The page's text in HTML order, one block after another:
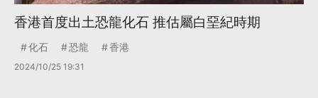
香港首度出土恐龍化石 推估屬白堊紀時期
化石 恐龍 香港
2024/10/25 19:31